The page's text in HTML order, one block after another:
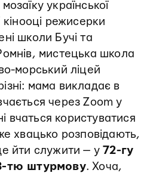
української
кінооці режисерки
школи Бучі та
мистецька школа
морський ліцей
різні: мама викладає в
через Zoom у
вчаться користуватися
хвацько розповідають,
йти служити — у72-гу
тю штурмову. Хоча,